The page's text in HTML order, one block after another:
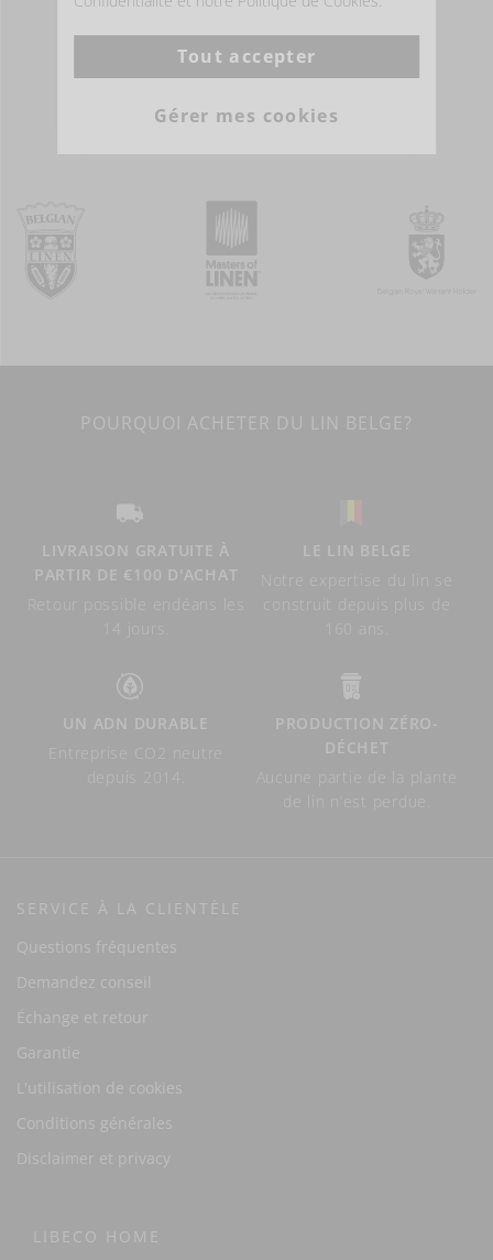
PLUS D'INFOS
POURQUOI ACHETER DU LIN BELGE?
LIVRAISON GRATUITE À
PARTIR DE €100 D'ACHAT
LE LIN BELGE
UN ADN DURABLE
PRODUCTION ZÉRO-
DÉCHET
SERVICE À LA CLIENTÈLE
Questions fréquentes
Demandez conseil
Échange et retour
Garantie
L'utilisation de cookies
Conditions générales
Disclaimer et privacy
LIBECO HOME
Tout accepter
Gérer mes cookies